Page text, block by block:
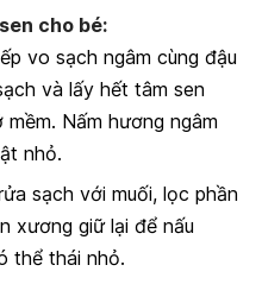
cho bé:
vo sạch ngâm cùng đậu
và lấy hết tâm sen
Nấm hương ngâm
nhỏ.
sạch với muối, lọc phần
xương giữ lại để nấu
thể thái nhỏ.